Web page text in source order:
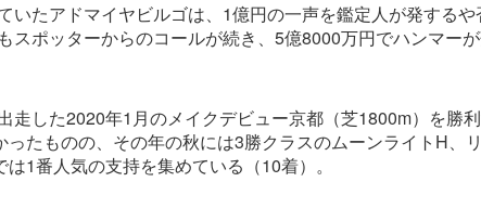
たアドマイヤビルゴは、1億円の一声を鑑定人が発する
ポッターからのコールが続き、5億8000万円でハンマーが
した2020年1月のメイクデビュー京都（芝1800m）を勝
たものの、その年の秋には3勝クラスのムーンライトH、
1番人気の支持を集めている（10着）。